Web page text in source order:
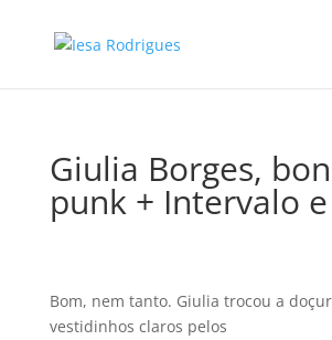
Giulia Borges,
punk + Intervalo
Bom, nem tanto. Giulia trocou a
vestidinhos claros pelos